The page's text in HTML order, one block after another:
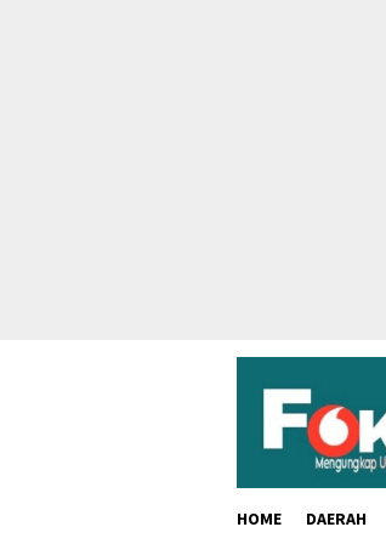
HOME DAERAH